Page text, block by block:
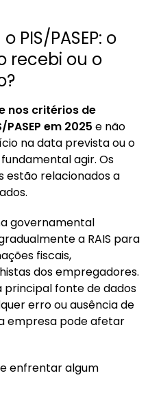
PIS/PASEP: o
recebi ou o
nos critérios de
em 2025 e não
na data prevista ou o
agir. Os
estão relacionados a
governamental
a RAIS para
fiscais,
dos empregadores.
principal fonte de dados
erro ou ausência de
empresa pode afetar
enfrentar algum